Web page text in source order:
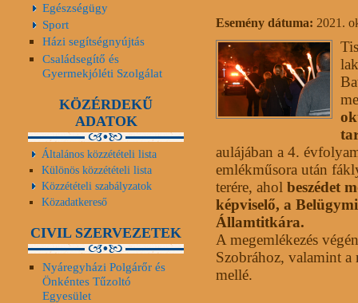
Esemény dátuma: 2021.
aulájában a 4.
emlékműsora után
terére, ahol beszédet
képviselő, a
Államtitkára.
A megemlékezés
Szobrához, valamint a
mellé.
Egészségügy
Sport
Házi segítségnyújtás
Családsegítő és
Gyermekjóléti Szolgálat
KÖZÉRDEKŰ
ADATOK
Általános közzétételi lista
Különös közzétételi lista
Közzétételi szabályzatok
Közadatkereső
CIVIL SZERVEZETEK
Nyáregyházi Polgárőr és
Önkéntes Tűzoltó
Egyesület